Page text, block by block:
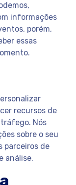
informações
porém,
essas
recursos de
Nós
sobre o seu
parceiros de
análise.